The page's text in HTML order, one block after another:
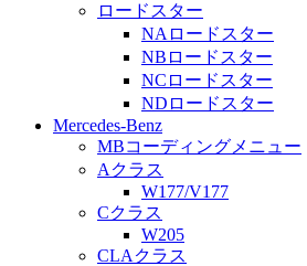
ロードスター
NAロードスター
NBロードスター
NCロードスター
NDロードスター
Mercedes-Benz
MBコーディングメニュー
Aクラス
W177/V177
Cクラス
W205
CLAクラス